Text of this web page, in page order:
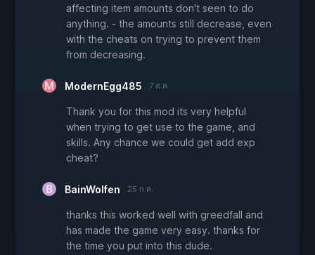
affecting item amounts don't seen to do
anything. - the amounts still decrease, even
with the cheats on trying to prevent them
from decreasing.
ModernEgg485 7 ต.ค.
Thank you for this mod its very helpful
when trying to get use to the game, and
skills. Any chance we could get add exp
cheat?
BainWolfen 25 ก.ค.
thanks this worked well with greedfall and
has made the game very easy. thanks for
the time you put into this dude.